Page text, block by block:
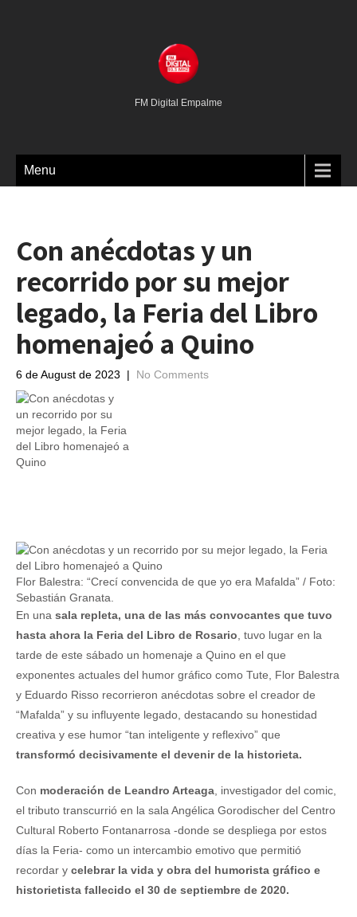
FM Digital Empalme
Menu
Con anécdotas y un
recorrido por su mejor
legado, la Feria del Libro
homenajeó a Quino
6 de August de 2023 | No Comments
Flor Balestra: “Crecí convencida de que yo era Mafalda” / Foto:
Sebastián Granata.
En una sala repleta, una de las más convocantes que tuvo
hasta ahora la Feria del Libro de Rosario , tuvo lugar en la
tarde de este sábado un homenaje a Quino en el que
exponentes actuales del humor gráfico como Tute, Flor Balestra
y Eduardo Risso recorrieron anécdotas sobre el creador de
“Mafalda” y su influyente legado, destacando su honestidad
creativa y ese humor “tan inteligente y reflexivo” que
transformó decisivamente el devenir de la historieta.
Con moderación de Leandro Arteaga , investigador del comic,
el tributo transcurrió en la sala Angélica Gorodischer del Centro
Cultural Roberto Fontanarrosa -donde se despliega por estos
días la Feria- como un intercambio emotivo que permitió
recordar y celebrar la vida y obra del humorista gráfico e
historietista fallecido el 30 de septiembre de 2020.